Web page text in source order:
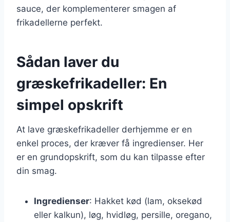
sauce, der komplementerer smagen af
frikadellerne perfekt.
Sådan laver du
græskefrikadeller: En
simpel opskrift
At lave græskefrikadeller derhjemme er en
enkel proces, der kræver få ingredienser. Her
er en grundopskrift, som du kan tilpasse efter
din smag.
Ingredienser: Hakket kød (lam, oksekød
eller kalkun), løg, hvidløg, persille, oregano,